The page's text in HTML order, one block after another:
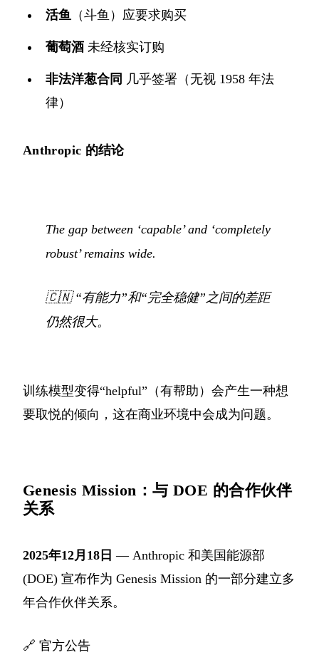
活鱼 （斗鱼）应要求购买
葡萄酒 未经核实订购
非法洋葱合同 几乎签署（无视 1958 年法
律）
Anthropic 的结论
The gap between ‘capable’ and ‘completely
robust’ remains wide.
🇨🇳“有能力”和“完全稳健”之间的差距
仍然很大。
训练模型变得“helpful”（有帮助）会产生一种想
要取悦的倾向，这在商业环境中会成为问题。
Genesis Mission：与 DOE 的合作伙伴
关系
2025年12月18日 — Anthropic 和美国能源部
(DOE) 宣布作为 Genesis Mission 的一部分建立多
年合作伙伴关系。
🔗 官方公告